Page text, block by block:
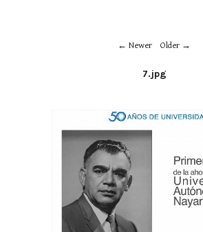
Newer Older
7.jpg